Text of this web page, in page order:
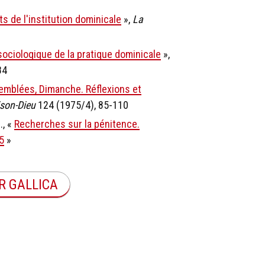
de l'institution dominicale », La
de la pratique dominicale »,
Dimanche. Réflexions et
Dieu124 (1975/4), 85-110
« Recherches sur la pénitence.
»
GALLICA